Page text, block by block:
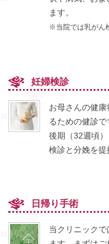
ます。
※当院では乳がん
妊婦検診
お母さんの健
るための健診
後期（32週頃
検診と分娩を提
日帰り手術
当クリニック